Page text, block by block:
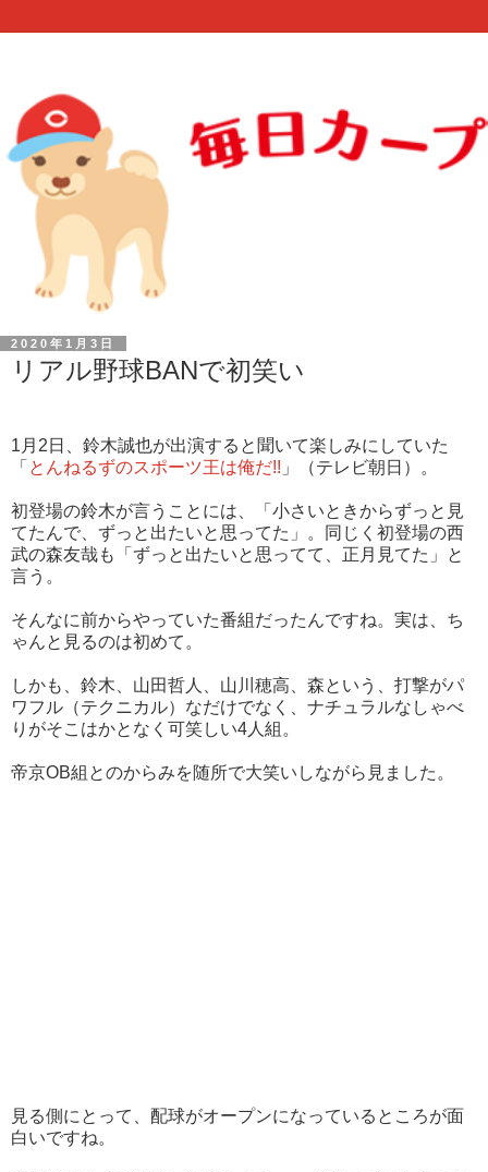
2020年1月3日
リアル野球BANで初笑い
1月2日、鈴木誠也が出演すると聞いて楽しみにしていた
「 とんねるずのスポーツ王は俺だ!! 」（テレビ朝日）。
初登場の鈴木が言うことには、「小さいときからずっと見
てたんで、ずっと出たいと思ってた」。同じく初登場の西
武の森友哉も「ずっと出たいと思ってて、正月見てた」と
言う。
そんなに前からやっていた番組だったんですね。実は、ち
ゃんと見るのは初めて。
しかも、鈴木、山田哲人、山川穂高、森という、打撃がパ
ワフル（テクニカル）なだけでなく、ナチュラルなしゃべ
りがそこはかとなく可笑しい4人組。
帝京OB組とのからみを随所で大笑いしながら見ました。
見る側にとって、配球がオープンになっているところが面
白いですね。